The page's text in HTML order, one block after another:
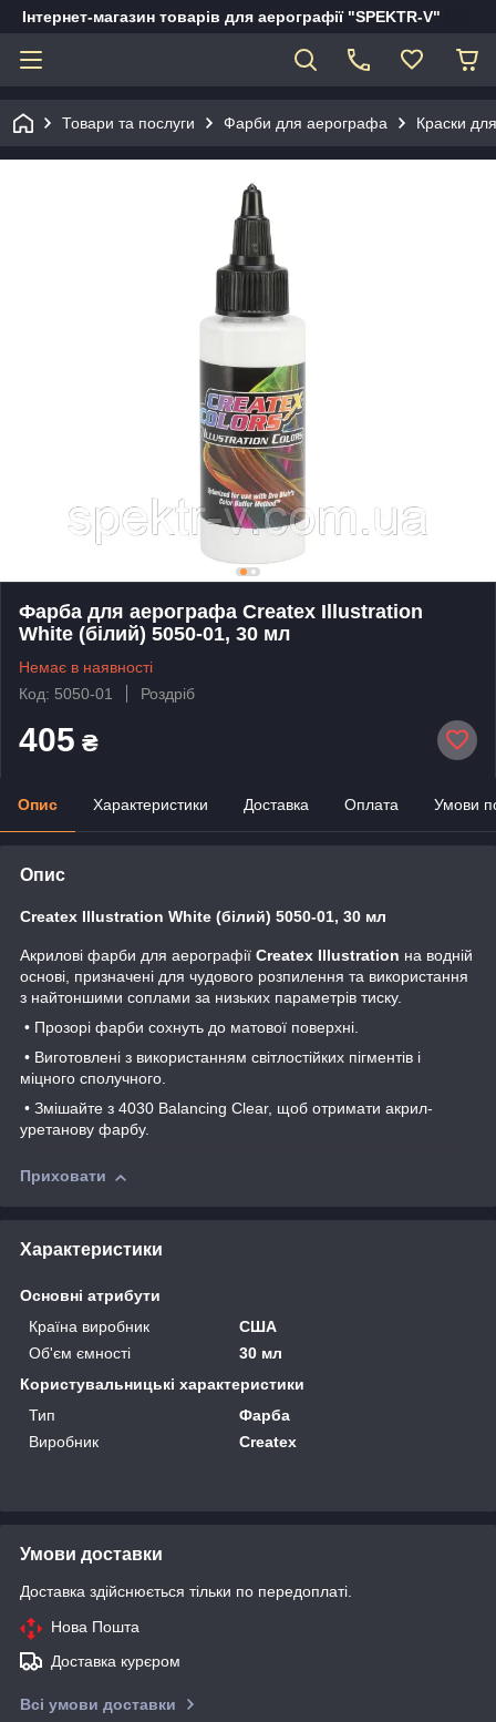
Інтернет-магазин товарів для аерографії "SPEKTR-V"
Товари та послуги Фарби для аерографа Краски
Фарба для аерографа Createx Illustration
White (білий) 5050-01, 30 мл
Немає в наявності
Код: 5050-01
Роздріб
405 ₴
Опис Характеристики Доставка Оплата Умови
Опис
Createx Illustration White (білий) 5050-01, 30 мл
Акрилові фарби для аерографії Createx Illustration на водній
основі, призначені для чудового розпилення та використання
з найтоншими соплами за низьких параметрів тиску.
• Прозорі фарби сохнуть до матової поверхні.
• Виготовлені з використанням світлостійких пігментів і
міцного сполучного.
• Змішайте з 4030 Balancing Clear, щоб отримати акрил-
уретанову фарбу.
Приховати
Характеристики
Основні атрибути
Країна виробник
США
Об'єм ємності
30 мл
Користувальницькі характеристики
Тип
Фарба
Виробник
Createx
Умови доставки
Доставка здійснюється тільки по передоплаті.
Нова Пошта
Доставка курєром
Всі умови доставки